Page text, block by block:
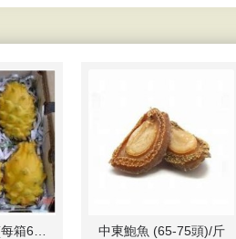
中東鮑魚 (65-75頭)/斤